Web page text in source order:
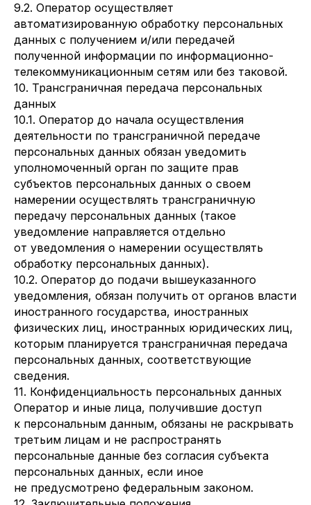
9.2. Оператор осуществляет
автоматизированную обработку персональных
данных с получением и/или передачей
полученной информации по информационно-
телекоммуникационным сетям или без таковой.
10. Трансграничная передача персональных
данных
10.1. Оператор до начала осуществления
деятельности по трансграничной передаче
персональных данных обязан уведомить
уполномоченный орган по защите прав
субъектов персональных данных о своем
намерении осуществлять трансграничную
передачу персональных данных (такое
уведомление направляется отдельно
от уведомления о намерении осуществлять
обработку персональных данных).
10.2. Оператор до подачи вышеуказанного
уведомления, обязан получить от органов власти
иностранного государства, иностранных
физических лиц, иностранных юридических лиц,
которым планируется трансграничная передача
персональных данных, соответствующие
сведения.
11. Конфиденциальность персональных данных
Оператор и иные лица, получившие доступ
к персональным данным, обязаны не раскрывать
третьим лицам и не распространять
персональные данные без согласия субъекта
персональных данных, если иное
не предусмотрено федеральным законом.